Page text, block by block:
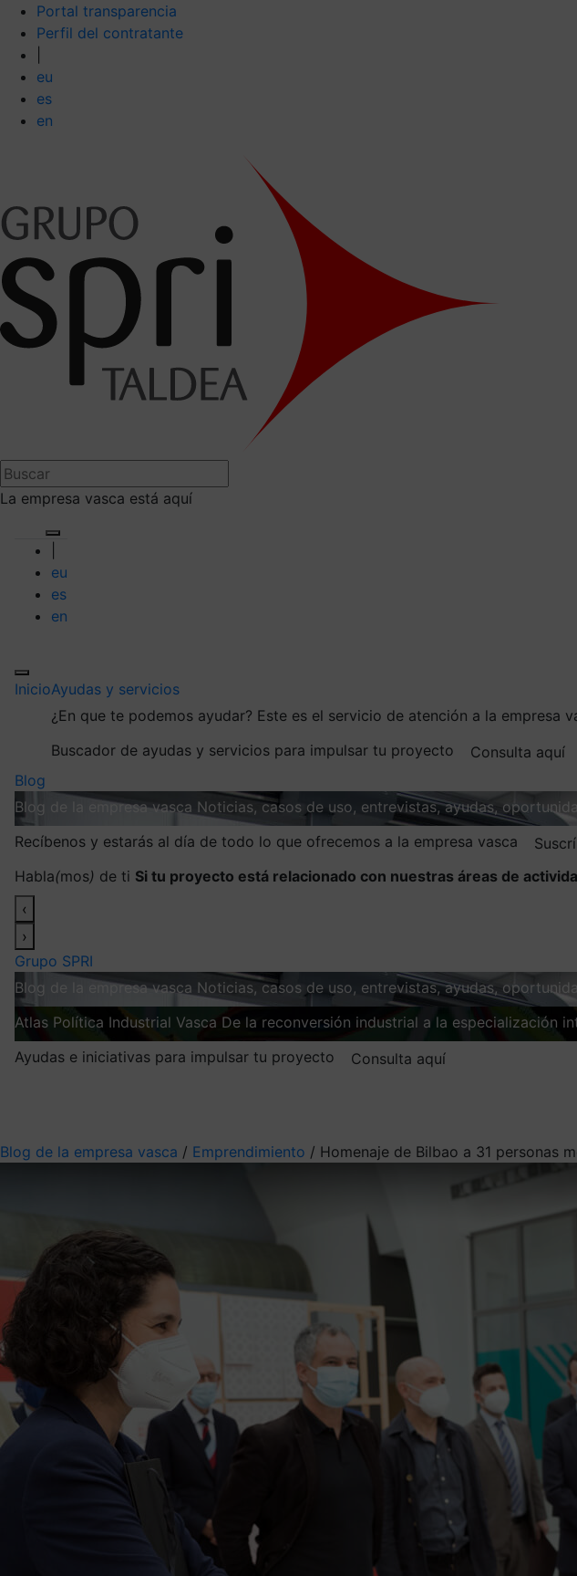
Portal transparencia
Perfil del contratante
eu
es
en
La empresa vasca está aquí
eu
es
en
InicioAyudas y servicios
¿En que te podemos ayudar? Este es el servicio de atención a la empresa
Buscador de ayudas y servicios para impulsar tu proyecto
Consulta aquí
Blog
Blog de la empresa vasca Noticias, casos de uso, entrevistas, ayudas,
Recíbenos y estarás al día de todo lo que ofrecemos a la empresa vasca
Habla(mos) de ti Si tu proyecto está relacionado con nuestras áreas de
‹
›
Grupo SPRI
Blog de la empresa vasca Noticias, casos de uso, entrevistas, ayudas,
Atlas Política Industrial Vasca De la reconversión industrial a la especialización
Ayudas e iniciativas para impulsar tu proyecto
Consulta aquí
Blog de la empresa vasca / Emprendimiento / Homenaje de Bilbao a 31 personas